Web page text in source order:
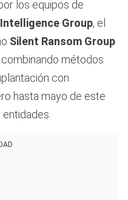
los equipos de
Group, el
Silent Ransom Group
métodos
con
hasta mayo de este